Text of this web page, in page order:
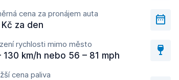
cena za pronájem auta
za den
rychlosti mimo město
130 km/h nebo 56 – 81 mph
cena paliva